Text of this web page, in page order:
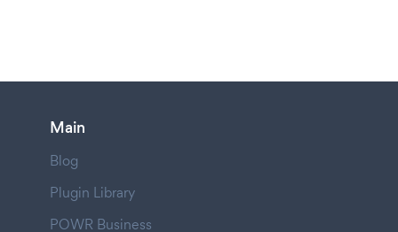
Main
Blog
Plugin Library
POWR Business